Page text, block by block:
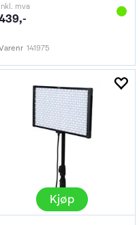
inkl. mva
141975
Kjøp